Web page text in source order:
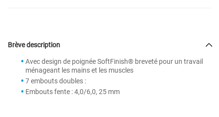
Brève description
Avec design de poignée SoftFinish® breveté pour un travail
ménageant les mains et les muscles
7 embouts doubles :
Embouts fente : 4,0/6,0, 25 mm